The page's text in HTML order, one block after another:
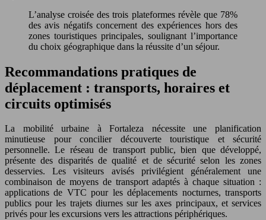
L’analyse croisée des trois plateformes révèle que 78%
des avis négatifs concernent des expériences hors des
zones touristiques principales, soulignant l’importance
du choix géographique dans la réussite d’un séjour.
Recommandations pratiques de
déplacement : transports, horaires et
circuits optimisés
La mobilité urbaine à Fortaleza nécessite une planification
minutieuse pour concilier découverte touristique et sécurité
personnelle. Le réseau de transport public, bien que développé,
présente des disparités de qualité et de sécurité selon les zones
desservies. Les visiteurs avisés privilégient généralement une
combinaison de moyens de transport adaptés à chaque situation :
applications de VTC pour les déplacements nocturnes, transports
publics pour les trajets diurnes sur les axes principaux, et services
privés pour les excursions vers les attractions périphériques.